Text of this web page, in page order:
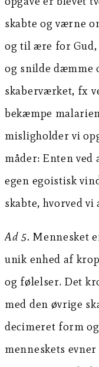
skabte og værne
og til ære for Gud,
og snilde
skaberværket, fx
bekæmpe
misligholder vi
måder: Enten ved
egen egoistisk
skabte, hvorved
Ad 5. Mennesket
unik enhed af
og følelser. Det
med den øvrige
decimeret form
menneskets